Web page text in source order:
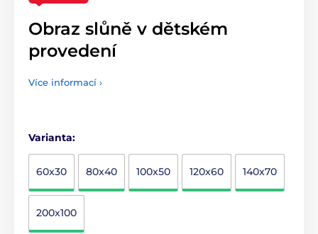
Obraz slůně v dětském
provedení
Více informací ›
Varianta:
60x30 80x40 100x50 120x60 140x70
200x100